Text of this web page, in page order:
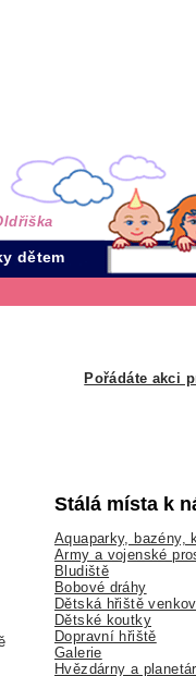
dětem
Pořádáte akci
Stálá místa k
Aquaparky, bazény,
Army a vojenské
Bludiště
Bobové dráhy
Dětská hřiště
Dětské koutky
Dopravní hřiště
Galerie
Hvězdárny a